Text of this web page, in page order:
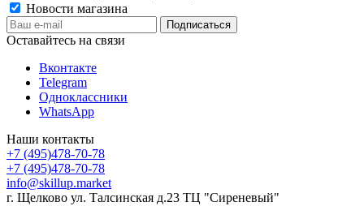
Новости магазина
Оставайтесь на связи
Вконтакте
Telegram
Одноклассники
WhatsApp
Наши контакты
+7 (495)478-70-78
+7 (495)478-70-78
info@skillup.market
г. Щелково ул. Талсинская д.23 ТЦ "Сиреневый"